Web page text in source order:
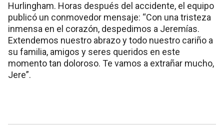
Hurlingham. Horas después del accidente, el equipo
publicó un conmovedor mensaje: “Con una tristeza
inmensa en el corazón, despedimos a Jeremías.
Extendemos nuestro abrazo y todo nuestro cariño a
su familia, amigos y seres queridos en este
momento tan doloroso. Te vamos a extrañar mucho,
Jere”.